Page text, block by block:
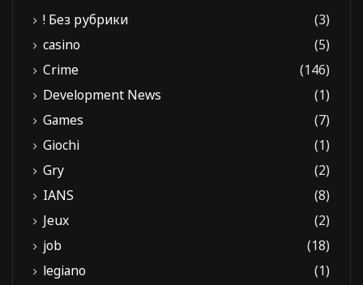
! Без рубрики
(3)
casino
(5)
Crime
(146)
Development News
(1)
Games
(7)
Giochi
(1)
Gry
(2)
IANS
(8)
Jeux
(2)
job
(18)
legiano
(1)